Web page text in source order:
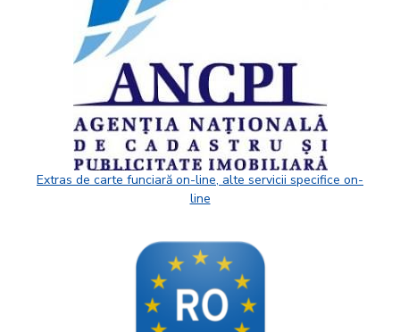
Extras de carte funciară on-line, alte servicii specifice on-
line